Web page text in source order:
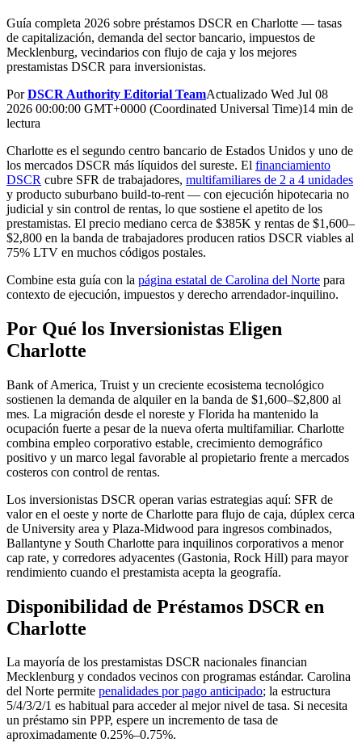
Guía completa 2026 sobre préstamos DSCR en Charlotte — tasas
de capitalización, demanda del sector bancario, impuestos de
Mecklenburg, vecindarios con flujo de caja y los mejores
prestamistas DSCR para inversionistas.
PorDSCR Authority Editorial TeamActualizado Wed Jul 08
2026 00:00:00 GMT+0000 (Coordinated Universal Time)14 min de
lectura
Charlotte es el segundo centro bancario de Estados Unidos y uno de
los mercados DSCR más líquidos del sureste. El financiamiento
DSCR cubre SFR de trabajadores, multifamiliares de 2 a 4 unidades
y producto suburbano build-to-rent — con ejecución hipotecaria no
judicial y sin control de rentas, lo que sostiene el apetito de los
prestamistas. El precio mediano cerca de $385K y rentas de $1,600–
$2,800 en la banda de trabajadores producen ratios DSCR viables al
75% LTV en muchos códigos postales.
Combine esta guía con la página estatal de Carolina del Norte para
contexto de ejecución, impuestos y derecho arrendador-inquilino.
Por Qué los Inversionistas Eligen
Charlotte
Bank of America, Truist y un creciente ecosistema tecnológico
sostienen la demanda de alquiler en la banda de $1,600–$2,800 al
mes. La migración desde el noreste y Florida ha mantenido la
ocupación fuerte a pesar de la nueva oferta multifamiliar. Charlotte
combina empleo corporativo estable, crecimiento demográfico
positivo y un marco legal favorable al propietario frente a mercados
costeros con control de rentas.
Los inversionistas DSCR operan varias estrategias aquí: SFR de
valor en el oeste y norte de Charlotte para flujo de caja, dúplex cerca
de University area y Plaza-Midwood para ingresos combinados,
Ballantyne y South Charlotte para inquilinos corporativos a menor
cap rate, y corredores adyacentes (Gastonia, Rock Hill) para mayor
rendimiento cuando el prestamista acepta la geografía.
Disponibilidad de Préstamos DSCR en
Charlotte
La mayoría de los prestamistas DSCR nacionales financian
Mecklenburg y condados vecinos con programas estándar. Carolina
del Norte permite penalidades por pago anticipado; la estructura
5/4/3/2/1 es habitual para acceder al mejor nivel de tasa. Si necesita
un préstamo sin PPP, espere un incremento de tasa de
aproximadamente 0.25%–0.75%.